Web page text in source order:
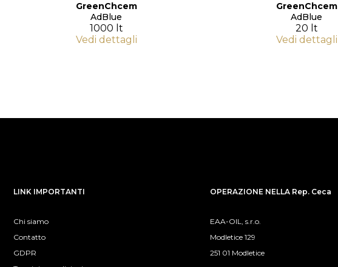
GreenChcem
AdBlue
1000 lt
Vedi dettagli
GreenChcem
AdBlue
20 lt
Vedi dettagli
LINK IMPORTANTI
Chi siamo
Contatto
GDPR
OPERAZIONE NELLA Rep. Ceca
EAA-OIL, s.r.o.
Modletice 129
251 01 Modletice